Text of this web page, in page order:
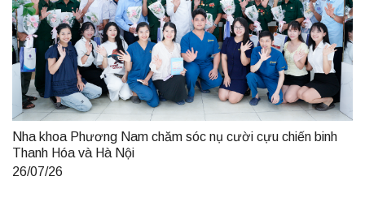
Nha khoa Phương Nam chăm sóc nụ cười cựu chiến binh
Thanh Hóa và Hà Nội
26/07/26